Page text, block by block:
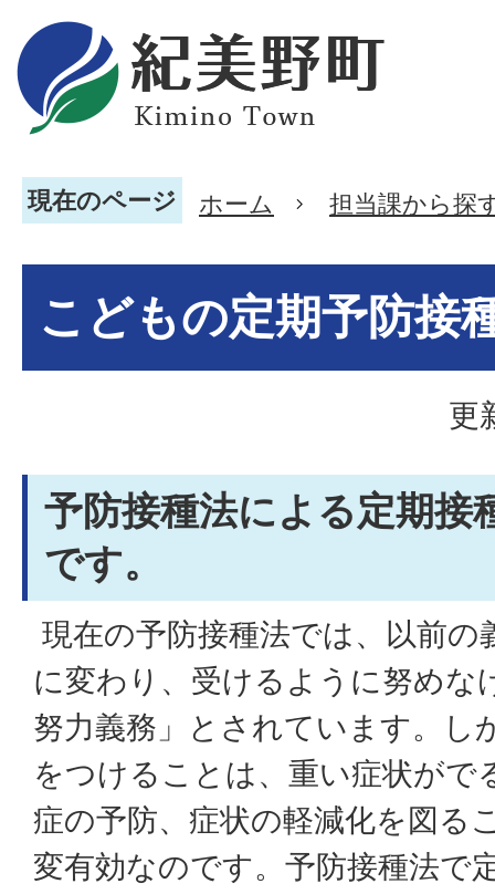
現在のページ ホーム 担当課から探
こどもの定期予防接
更
予防接種法による定期接
です。
現在の予防接種法では、以前の
に変わり、受けるように努めな
努力義務」とされています。し
をつけることは、重い症状がで
症の予防、症状の軽減化を図る
変有効なのです。予防接種法で